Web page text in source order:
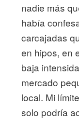
nadie más
había
carcajadas
en hipos, en
baja
mercado
local. Mi
solo podría